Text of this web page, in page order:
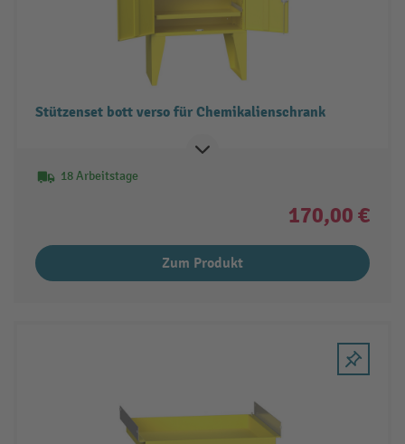
Stützenset bott verso für Chemikalienschrank
18 Arbeitstage
170,00 €
Zum Produkt